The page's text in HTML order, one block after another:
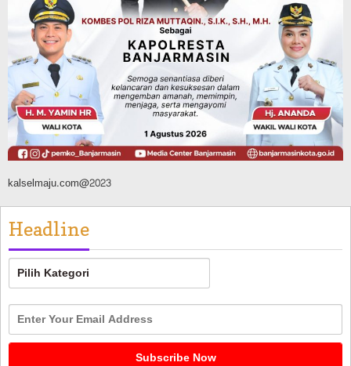
Pemerintahan Sosial & Keagamaan
Banjarmasin Pilot Project Perlinsos
Digital, Target 30 Persen IKD Masih
Jauh, Komisi II DPR Turun Tangan
Agustus 7, 2026
kalselmaju.com@2023
Headline
Headline